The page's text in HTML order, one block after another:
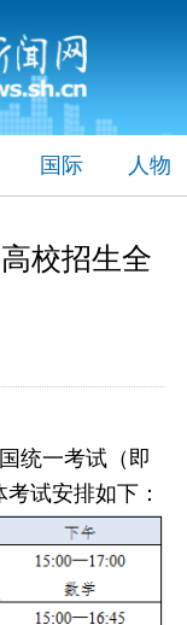
国际 人物
校招生全
统一考试（即
试安排如下：